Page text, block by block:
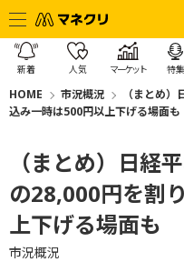
新着 人気 マーケット 特集
HOME 市況概況
（まとめ
込み一時は500円以上下げる場面も
（まとめ）日経
の28,000円を割
上下げる場面も
市況概況